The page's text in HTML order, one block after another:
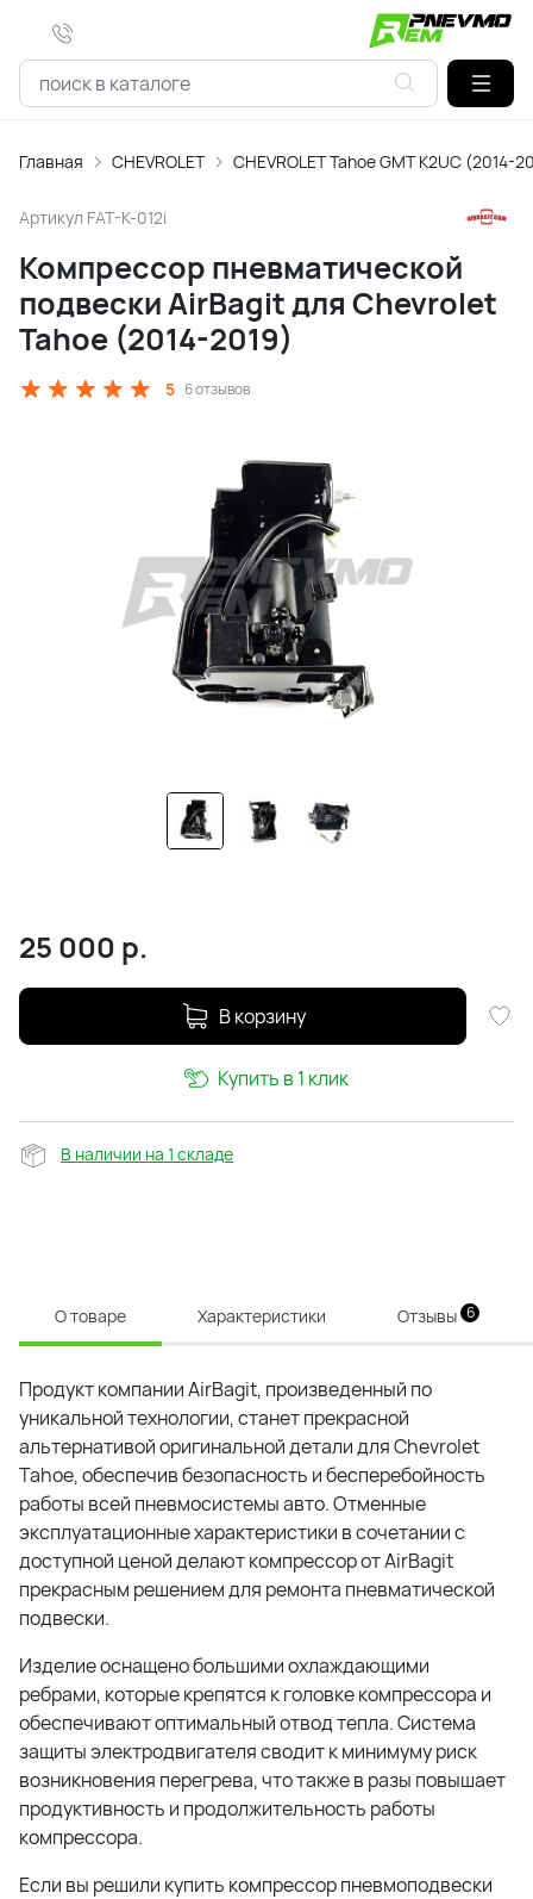
Главная CHEVROLET CHEVROLET Tahoe GMT K2UC (2014-
Артикул FAT-K-012i
Компрессор пневматической
подвески AirBagit для Chevrolet
Tahoe (2014-2019)
5 6 отзывов
25 000 р.
В корзину
Купить в 1 клик
В наличии на 1 складе
О товаре Характеристики Отзывы 6
Продукт компании AirBagit, произведенный по
уникальной технологии, станет прекрасной
альтернативой оригинальной детали для Chevrolet
Tahoe, обеспечив безопасность и бесперебойность
работы всей пневмосистемы авто. Отменные
эксплуатационные характеристики в сочетании с
доступной ценой делают компрессор от AirBagit
прекрасным решением для ремонта пневматической
подвески.
Изделие оснащено большими охлаждающими
ребрами, которые крепятся к головке компрессора и
обеспечивают оптимальный отвод тепла. Система
защиты электродвигателя сводит к минимуму риск
возникновения перегрева, что также в разы повышает
продуктивность и продолжительность работы
компрессора.
Если вы решили купить компрессор пневмоподвески